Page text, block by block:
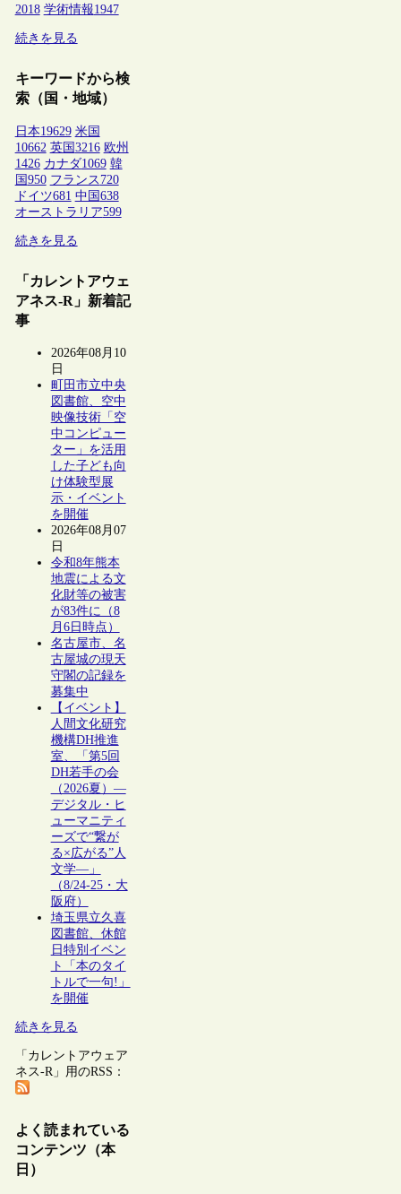
2018 学術情報1947
続きを見る
キーワードから検
索（国・地域）
日本19629 米国
10662 英国3216 欧州
1426 カナダ1069 韓
国950 フランス 720
ドイツ681 中国638
オーストラリア599
続きを見る
「カレントアウェ
アネス-R」新着記
事
2026年08月10
日
町田市立中央
図書館、空中
映像技術「空
中コンピュー
ター」を活用
した子ども向
け体験型展
示・イベント
を開催
2026年08月07
日
令和8年熊本
地震による文
化財等の被害
が83件に（8
月6日時点）
名古屋市、名
古屋城の現天
守閣の記録を
募集中
【イベント】
人間文化研究
機構DH推進
室、「第5回
DH若手の会
（2026夏）―
デジタル・ヒ
ューマニティ
ーズで“繋が
る×広がる”人
文学―」
（8/24-25・大
阪府）
埼玉県立久喜
図書館、休館
日特別イベン
ト「本のタイ
トルで一句!」
を開催
続きを見る
「カレントアウェア
ネス-R」用のRSS：
よく読まれている
コンテンツ（本
日）